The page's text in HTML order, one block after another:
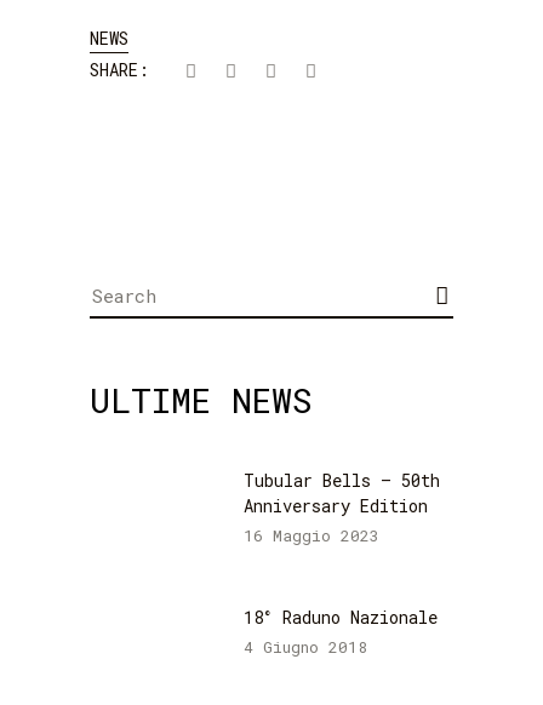
NEWS
SHARE:
Search
for:
ULTIME NEWS
Tubular Bells – 50th
Anniversary Edition
16 Maggio 2023
18° Raduno Nazionale
4 Giugno 2018